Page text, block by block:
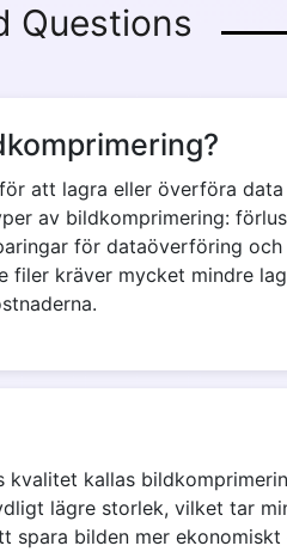
Questions
att lagra eller överföra
av bildkomprimering:
för dataöverföring och
filer kräver mycket mindre
kallas
lägre storlek, vilket tar
spara bilden mer